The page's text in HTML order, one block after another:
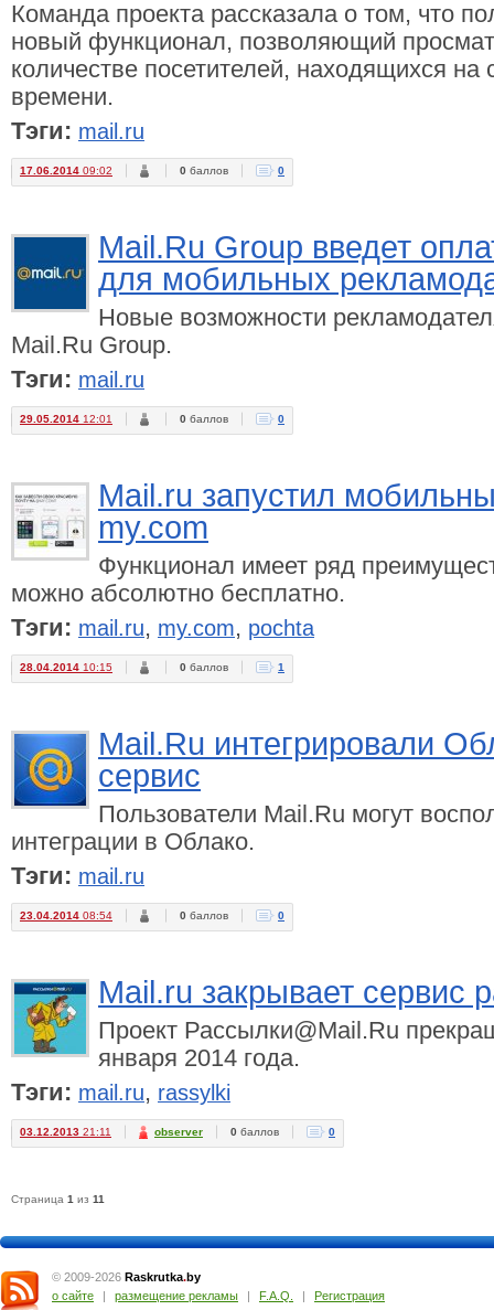
Команда проекта рассказала о том, что
новый функционал, позволяющий
количестве посетителей, находящихся
времени.
Тэги: mail.ru
17.06.2014 09:02 0 баллов 0
Mail.Ru Group введет
для мобильных
Новые возможности
Mail.Ru Group.
Тэги: mail.ru
29.05.2014 12:01 0 баллов 0
Mail.ru запустил
my.com
Функционал имеет ряд
можно абсолютно бесплатно.
Тэги: mail.ru, my.com, pochta
28.04.2014 10:15 0 баллов 1
Mail.Ru интегрировали
сервис
Пользователи Mail.Ru могут
интеграции в Облако.
Тэги: mail.ru
23.04.2014 08:54 0 баллов 0
Mail.ru закрывает сервис
Проект Рассылки@Mail.Ru
января 2014 года.
Тэги: mail.ru, rassylki
03.12.2013 21:11 observer 0 баллов 0
Страница 1 из 11
© 2009-2026 Raskrutka.by
о сайте
| размещение рекламы | F.A.Q. | Регистрация